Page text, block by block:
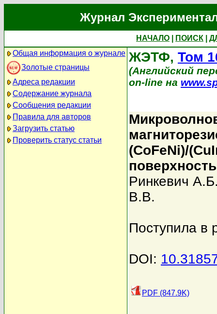
Журнал
НАЧАЛО ПОИСК
Общая информация о журнале
Золотые страницы
Адреса редакции
Содержание журнала
Сообщения редакции
Правила для авторов
Загрузить статью
Проверить статус статьи
ЖЭТФ, Том
(Английский
on-line на
(CoFeNi)/
Ринкевич
В.В.
Поступила в
DOI:
PDF (847.9K)